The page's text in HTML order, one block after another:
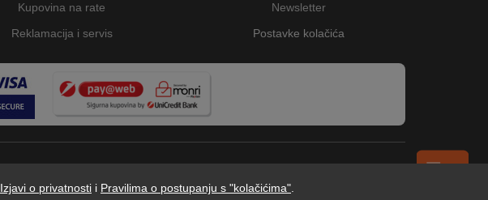
Izjavi o privatnosti i Pravilima o postupanju s "kolačićima"
Kupovina na rate
Reklamacija i servis
Newsletter
Postavke kolačića